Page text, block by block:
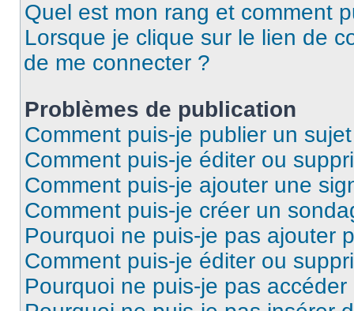
Quel est mon rang et comment
Lorsque je clique sur le lien de
de me connecter ?
Problèmes de publication
Comment puis-je publier un
Comment puis-je éditer ou
Comment puis-je ajouter une
Comment puis-je créer un
Pourquoi ne puis-je pas ajouter
Comment puis-je éditer ou
Pourquoi ne puis-je pas